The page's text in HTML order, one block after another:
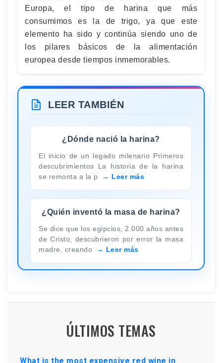
Europa, el tipo de harina que más
consumimos es la de trigo, ya que este
elemento ha sido y continúa siendo uno de
los pilares básicos de la alimentación
europea desde tiempos inmemorables.
LEER TAMBIÉN
¿Dónde nació la harina?
El inicio de un legado milenario Primeros
descubrimientos La historia de la harina
se remonta a la p
Leer más
¿Quién inventó la masa de harina?
Se dice que los egipcios, 2.000 años antes
de Cristo, descubrieron por error la masa
madre, creando
Leer más
ÚLTIMOS TEMAS
What is the most expensive red wine in